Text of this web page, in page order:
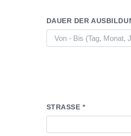
DAUER DER
STRASSE *